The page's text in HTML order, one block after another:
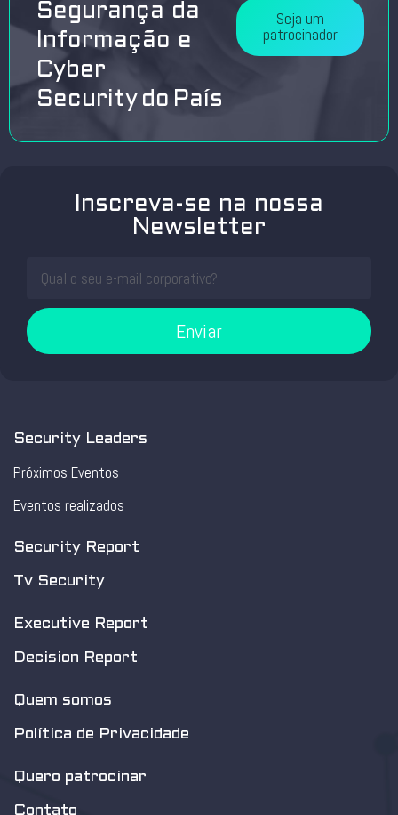
Segurança da
Informação e
Cyber
Security do País
Seja um
patrocinador
Inscreva-se na nossa
Newsletter
Enviar
Security Leaders
Próximos Eventos
Eventos realizados
Security Report
Tv Security
Executive Report
Decision Report
Quem somos
Política de Privacidade
Quero patrocinar
Contato